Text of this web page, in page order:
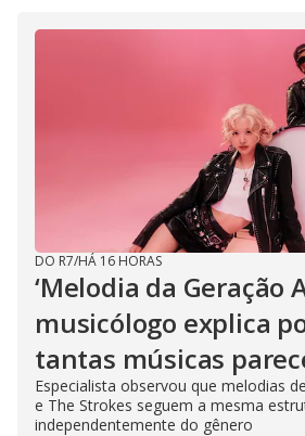
DO R7/HÁ 16 HORAS
‘Melodia da Geração
musicólogo explica
tantas músicas
Especialista observou que melodias
e The Strokes seguem a mesma
independentemente do gênero